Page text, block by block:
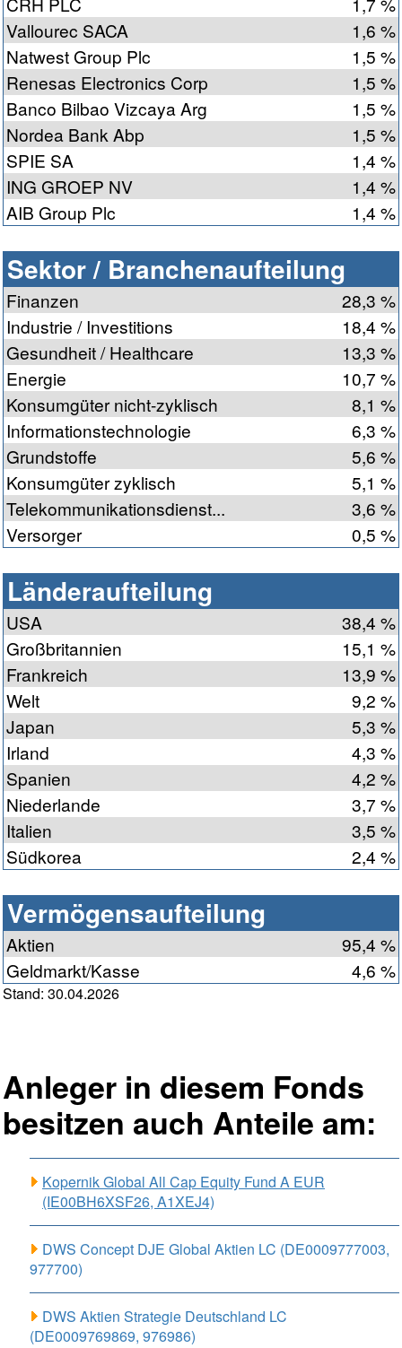
Vallourec SACA
1,6 %
Natwest Group Plc
1,5 %
Renesas Electronics Corp
1,5 %
Banco Bilbao Vizcaya Arg
1,5 %
Nordea Bank Abp
1,5 %
SPIE SA
1,4 %
ING GROEP NV
1,4 %
AIB Group Plc
1,4 %
Sektor / Branchenaufteilung
Finanzen
28,3 %
Industrie / Investitions
18,4 %
Gesundheit / Healthcare
13,3 %
Energie
10,7 %
Konsumgüter nicht-zyklisch
8,1 %
Informationstechnologie
6,3 %
Grundstoffe
5,6 %
Konsumgüter zyklisch
5,1 %
Telekommunikationsdienst...
3,6 %
Versorger
0,5 %
Länderaufteilung
USA
38,4 %
Großbritannien
15,1 %
Frankreich
13,9 %
Welt
9,2 %
Japan
5,3 %
Irland
4,3 %
Spanien
4,2 %
Niederlande
3,7 %
Italien
3,5 %
Südkorea
2,4 %
Vermögensaufteilung
Aktien
95,4 %
Geldmarkt/Kasse
4,6 %
Stand: 30.04.2026
Anleger in diesem Fonds
besitzen auch Anteile am:
Kopernik Global All Cap Equity Fund A EUR
(IE00BH6XSF26, A1XEJ4)
DWS Concept DJE Global Aktien LC (DE0009777003,
977700)
DWS Aktien Strategie Deutschland LC
(DE0009769869, 976986)